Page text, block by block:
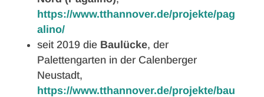
https://www.tthannover.de/projekte/pag
alino/
seit 2019 die Baulücke, der
Palettengarten in der Calenberger
Neustadt,
https://www.tthannover.de/projekte/bau